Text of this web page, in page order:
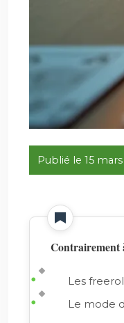
Publié le 15
Contrairement
Les
Le mode